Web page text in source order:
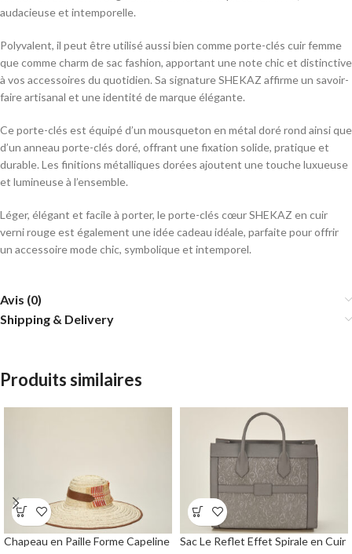
audacieuse et intemporelle.
Polyvalent, il peut être utilisé aussi bien comme porte-clés cuir femme
que comme charm de sac fashion, apportant une note chic et distinctive
à vos accessoires du quotidien. Sa signature SHEKAZ affirme un savoir-
faire artisanal et une identité de marque élégante.
Ce porte-clés est équipé d’un mousqueton en métal doré rond ainsi que
d’un anneau porte-clés doré, offrant une fixation solide, pratique et
durable. Les finitions métalliques dorées ajoutent une touche luxueuse
et lumineuse à l’ensemble.
Léger, élégant et facile à porter, le porte-clés cœur SHEKAZ en cuir
verni rouge est également une idée cadeau idéale, parfaite pour offrir
un accessoire mode chic, symbolique et intemporel.
Avis (0)
Shipping & Delivery
Produits similaires
Chapeau en Paille Forme Capeline Sac Le Reflet Effet Spirale en Cuir